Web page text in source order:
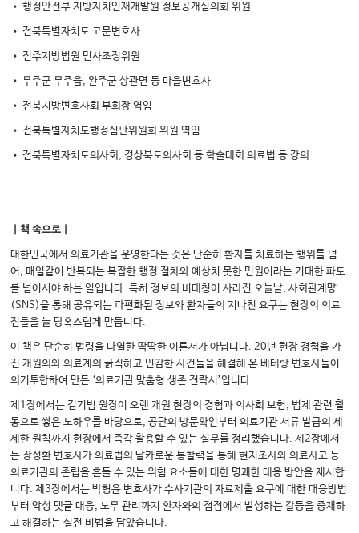
• 행정안전부 지방자치인재개발원 정보공개심의회 위원
• 전북특별자치도 고문변호사
• 전주지방법원 민사조정위원
• 무주군 무주읍, 완주군 상관면 등 마을변호사
• 전북지방변호사회 부회장 역임
• 전북특별자치도행정심판위원회 위원 역임
• 전북특별자치도의사회, 경상북도의사회 등 학술대회 의료법 등 강의
｜책 속으로｜
대한민국에서 의료기관을 운영한다는 것은 단순히 환자를 치료하는 행위를 넘
어, 매일같이 반복되는 복잡한 행정 절차와 예상치 못한 민원이라는 거대한 파도
를 넘어서야 하는 일입니다. 특히 정보의 비대칭이 사라진 오늘날, 사회관계망
(SNS)을 통해 공유되는 파편화된 정보와 환자들의 지나친 요구는 현장의 의료
진들을 늘 당혹스럽게 만듭니다.
이 책은 단순히 법령을 나열한 딱딱한 이론서가 아닙니다. 20년 현장 경험을 가
진 개원의와 의료계의 굵직하고 민감한 사건들을 해결해 온 베테랑 변호사들이
의기투합하여 만든 ‘의료기관 맞춤형 생존 전략서’입니다.
제1장에서는 김기범 원장이 오랜 개원 현장의 경험과 의사회 보험, 법제 관련 활
동으로 쌓은 노하우를 바탕으로, 공단의 방문확인부터 의료기관 서류 발급의 세
세한 원칙까지 현장에서 즉각 활용할 수 있는 실무를 정리했습니다. 제2장에서
는 장성환 변호사가 의료법의 날카로운 통찰력을 통해 현지조사와 의료사고 등
의료기관의 존립을 흔들 수 있는 위험 요소들에 대한 명쾌한 대응 방안을 제시합
니다. 제3장에서는 박형윤 변호사가 수사기관의 자료제출 요구에 대한 대응방법
부터 악성 댓글 대응, 노무 관리까지 환자와의 접점에서 발생하는 갈등을 중재하
고 해결하는 실전 비법을 담았습니다.